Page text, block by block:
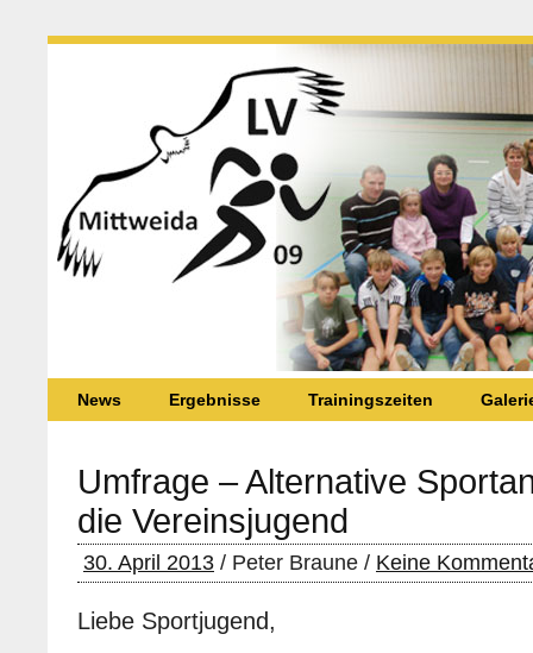
News Ergebnisse Trainingszeiten
Umfrage – Alternative
die Vereinsjugend
30. April 2013 / Peter Braune / Keine
Liebe Sportjugend,